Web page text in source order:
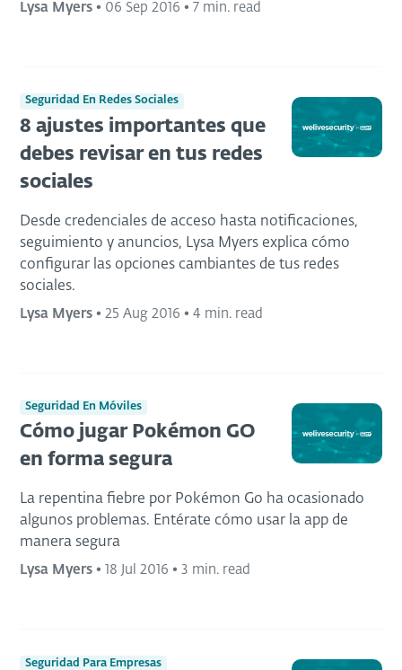
Lysa Myers • 06 Sep 2016 • 7 min. read
Seguridad En Redes Sociales
8 ajustes importantes que
debes revisar en tus redes
sociales
Desde credenciales de acceso hasta notificaciones,
seguimiento y anuncios, Lysa Myers explica cómo
configurar las opciones cambiantes de tus redes
sociales.
Lysa Myers • 25 Aug 2016 • 4 min. read
Seguridad En Móviles
Cómo jugar Pokémon GO
en forma segura
La repentina fiebre por Pokémon Go ha ocasionado
algunos problemas. Entérate cómo usar la app de
manera segura
Lysa Myers • 18 Jul 2016 • 3 min. read
Seguridad Para Empresas